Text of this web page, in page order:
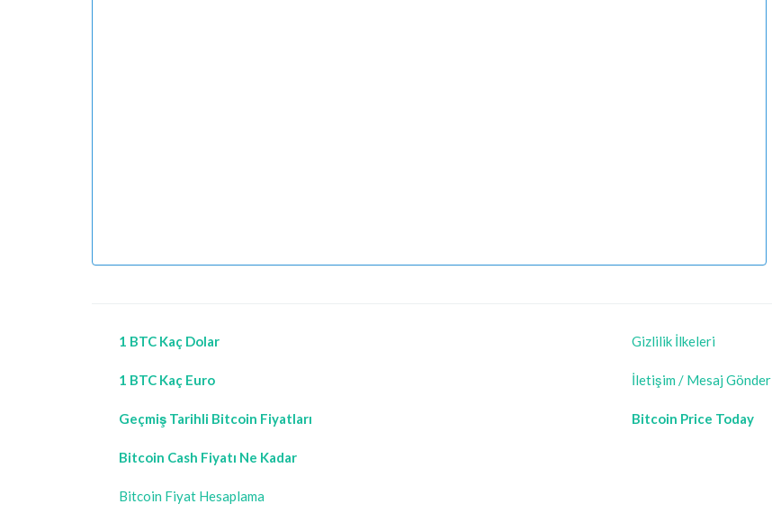
1 BTC Kaç Dolar
1 BTC Kaç Euro
Geçmiş Tarihli Bitcoin Fiyatları
Bitcoin Cash Fiyatı Ne Kadar
Bitcoin Fiyat Hesaplama
Gizlilik İlkeleri
İletişim / Mesaj Gönder
Bitcoin Price Today